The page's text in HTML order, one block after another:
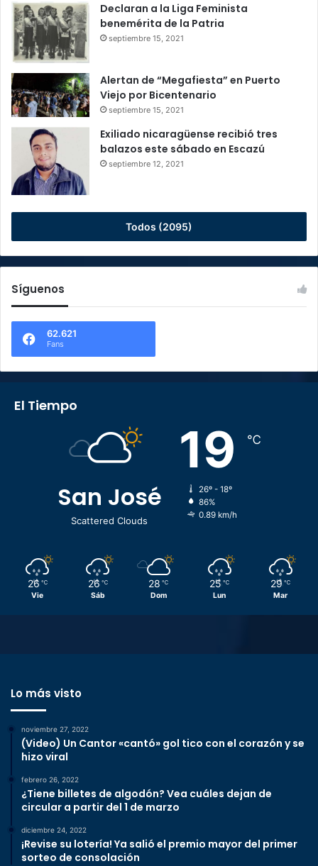
Declaran a la Liga Feminista
benemérita de la Patria
septiembre 15, 2021
Alertan de “Megafiesta” en Puerto
Viejo por Bicentenario
septiembre 15, 2021
Exiliado nicaragüense recibió tres
balazos este sábado en Escazú
septiembre 12, 2021
Todos (2095)
Síguenos
62.621
Fans
El Tiempo
San José
Scattered Clouds
19 ℃
26º - 18º
86%
0.89 km/h
26 ℃
Vie
26 ℃
Sáb
28 ℃
Dom
25 ℃
Lun
29 ℃
Mar
Lo más visto
noviembre 27, 2022
(Video) Un Cantor «cantó» gol tico con el corazón y se
hizo viral
febrero 26, 2022
¿Tiene billetes de algodón? Vea cuáles dejan de
circular a partir del 1 de marzo
diciembre 24, 2022
¡Revise su lotería! Ya salió el premio mayor del primer
sorteo de consolación